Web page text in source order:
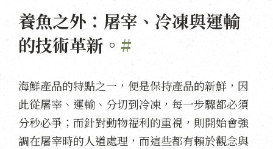
養魚之外：屠宰、冷凍與運輸
的技術革新。 #
海鮮產品的特點之一，便是保持產品的新鮮，因
此從屠宰、運輸、分切到冷凍，每一步驟都必須
分秒必爭；而針對動物福利的重視，則開始會強
調在屠宰時的人道處理，而這些都有賴於觀念與